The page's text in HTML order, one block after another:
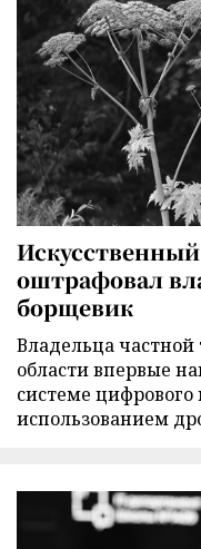
оштрафовал
борщевик
Владельца
области впервые
системе
использованием